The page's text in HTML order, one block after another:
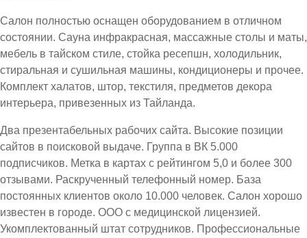
Салон полностью оснащен оборудованием в отличном
состоянии. Сауна инфракрасная, массажные столы и маты,
мебель в тайском стиле, стойка ресепшн, холодильник,
стиральная и сушильная машины, кондиционеры и прочее.
Комплект халатов, штор, текстиля, предметов декора
интерьера, привезенных из Тайланда.
Два презентабельных рабочих сайта. Высокие позиции
сайтов в поисковой выдаче. Группа в ВК 5.000
подписчиков. Метка в картах с рейтингом 5,0 и более 300
отзывами. Раскрученный телефонный номер. База
постоянных клиентов около 10.000 человек. Салон хорошо
известен в городе. ООО с медицинской лицензией.
Укомплектованный штат сотрудников. Профессиональные